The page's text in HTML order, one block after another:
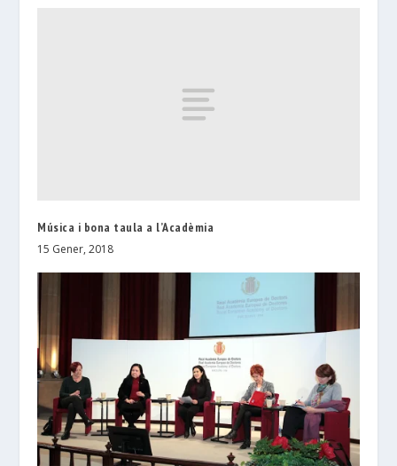
Música i bona taula a l’Acadèmia
15 Gener, 2018